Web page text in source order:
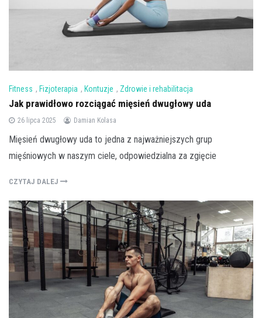
Fitness , Fizjoterapia , Kontuzje , Zdrowie i rehabilitacja
Jak prawidłowo rozciągać mięsień dwugłowy uda
26 lipca 2025 Damian Kolasa
Mięsień dwugłowy uda to jedna z najważniejszych grup
mięśniowych w naszym ciele, odpowiedzialna za zgięcie
CZYTAJ DALEJ